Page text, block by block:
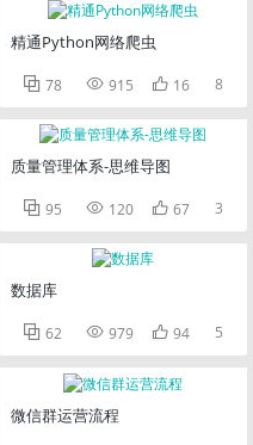
精通Python网络爬虫
 78  915  16 8
质量管理体系-思维导图
 95  120  67 3
数据库
 62  979  94 5
微信群运营流程